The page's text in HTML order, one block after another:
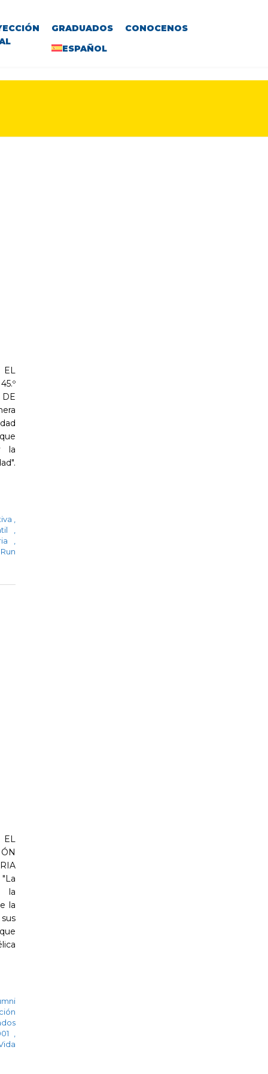
GRADUADOS
CONOCENOS
ESPAÑOL
DE
la
Run
la
la